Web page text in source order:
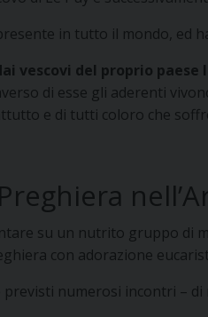
in tutto il mondo, ed
vescovi del proprio
di esse gli aderenti
e di tutti coloro che
su un nutrito gruppo di
con adorazione
previsti numerosi incontri –